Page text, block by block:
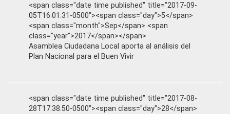
<span class="date time published" title="2017-09-
05T16:01:31-0500"><span class="day">5</span>
<span class="month">Sep</span> <span
class="year">2017</span></span>
Asamblea Ciudadana Local aporta al análisis del
Plan Nacional para el Buen Vivir
<span class="date time published" title="2017-08-
28T17:38:50-0500"><span class="day">28</span>